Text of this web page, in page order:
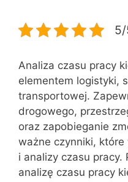
Analiza czasu pracy
elementem logistyki,
transportowej.
drogowego,
oraz zapobieganie
ważne czynniki,
i analizy czasu pracy.
analizę czasu pracy